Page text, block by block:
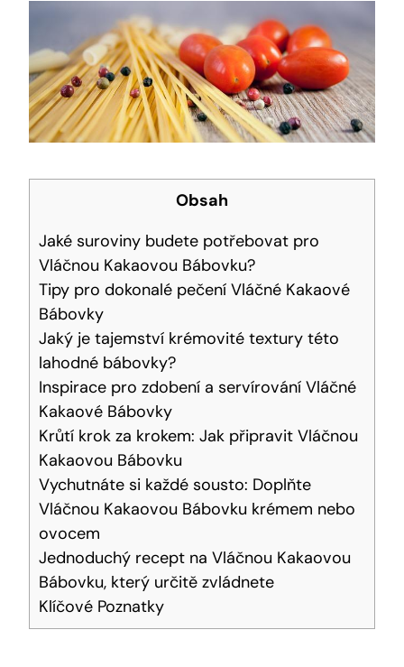
Obsah
Jaké suroviny budete‌ potřebovat pro
Vláčnou Kakaovou Bábovku?
Tipy pro dokonalé pečení Vláčné Kakaové
Bábovky
Jaký je tajemství krémovité textury ⁤této
lahodné bábovky?
Inspirace pro⁤ zdobení a servírování Vláčné
Kakaové Bábovky
Krůtí krok za krokem: Jak připravit Vláčnou
Kakaovou Bábovku
Vychutnáte si každé ‌sousto:⁤ Doplňte
Vláčnou Kakaovou Bábovku krémem nebo‍
ovocem
Jednoduchý recept na Vláčnou⁢ Kakaovou
Bábovku,‍ který určitě zvládnete
Klíčové Poznatky